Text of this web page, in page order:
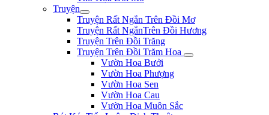
Truyện
Truyện Rất Ngắn Trên Đồi Mơ
Truyện Rất NgắnTrên Đồi Hương
Truyện Trên Đồi Trăng
Truyện Trên Đồi Trăm Hoa
Vườn Hoa Bưởi
Vườn Hoa Phượng
Vườn Hoa Sen
Vườn Hoa Cau
Vườn Hoa Muôn Sắc